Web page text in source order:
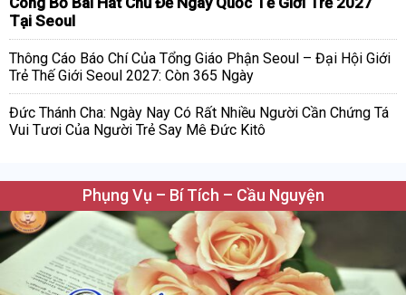
Tại Seoul
Thông Cáo Báo Chí Của Tổng Giáo Phận Seoul – Đại Hội Giới
Trẻ Thế Giới Seoul 2027: Còn 365 Ngày
Đức Thánh Cha: Ngày Nay Có Rất Nhiều Người Cần Chứng Tá
Vui Tươi Của Người Trẻ Say Mê Đức Kitô
Phụng Vụ – Bí Tích – Cầu Nguyện